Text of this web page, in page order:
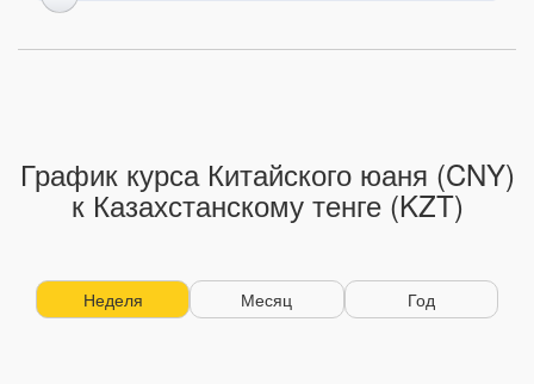
График курса Китайского юаня (CNY)
к Казахстанскому тенге (KZT)
Неделя Месяц Год